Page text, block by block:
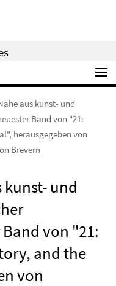
aus kunst- und
Band von "21:
herausgegeben von
Brevern
kunst- und
von "21:
and the
von